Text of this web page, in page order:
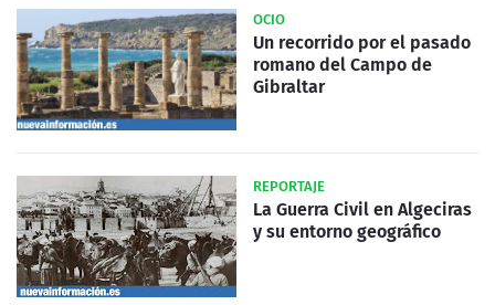
OCIO
Un recorrido por el pasado
romano del Campo de
Gibraltar
REPORTAJE
La Guerra Civil en Algeciras
y su entorno geográfico